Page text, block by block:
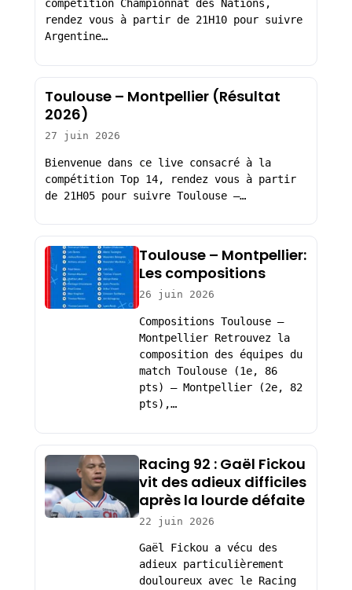
compétition Championnat des Nations,
rendez vous à partir de 21H10 pour suivre
Argentine…
Toulouse – Montpellier (Résultat
2026)
27 juin 2026
Bienvenue dans ce live consacré à la
compétition Top 14, rendez vous à partir
de 21H05 pour suivre Toulouse –…
Toulouse – Montpellier:
Les compositions
26 juin 2026
Compositions Toulouse –
Montpellier Retrouvez la
composition des équipes du
match Toulouse (1e, 86
pts) – Montpellier (2e, 82
pts),…
Racing 92 : Gaël Fickou
vit des adieux difficiles
après la lourde défaite
22 juin 2026
Gaël Fickou a vécu des
adieux particulièrement
douloureux avec le Racing